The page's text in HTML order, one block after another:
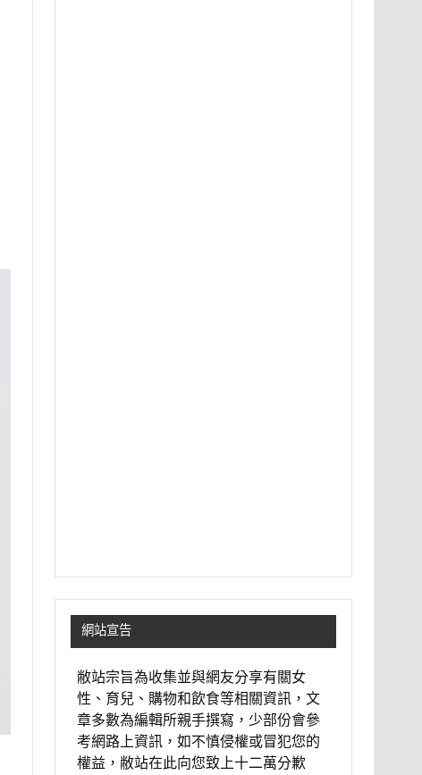
網站宣告
敝站宗旨為收集並與網友分享有關女
性、育兒、購物和飲食等相關資訊，文
章多數為編輯所親手撰寫，少部份會參
考網路上資訊，如不慎侵權或冒犯您的
權益，敝站在此向您致上十二萬分歉